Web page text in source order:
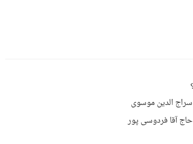
سراج الدین موسوی
حاج آقا فردوسی پور